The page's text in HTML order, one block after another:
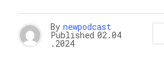
By newpodcast
Published 02.04
.2024